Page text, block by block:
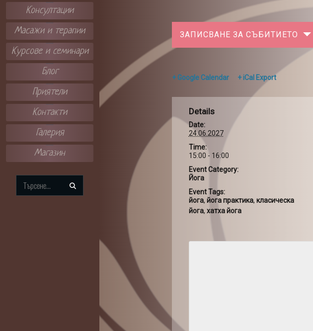
Консултации
Масажи и терапии
Курсове и семинари
Блог
Приятели
Контакти
Галерия
Магазин
Search
for:
ЗАПИСВАНЕ ЗА СЪБИТИЕТО
+ Google Calendar + iCal Export
Details
Date:
24.06.2027
Time:
15:00 - 16:00
Event Category:
Йога
Event Tags:
йога, йога практика, класическа
йога, хатха йога